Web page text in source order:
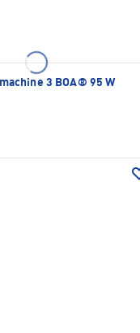
3 BOA® 95 W